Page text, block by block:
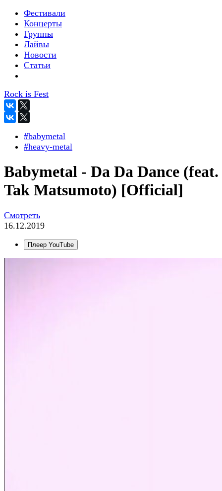
Фестивали
Концерты
Группы
Лайвы
Новости
Статьи
Rock is Fest
#babymetal
#heavy-metal
Babymetal - Da Da Dance (feat.
Tak Matsumoto) [Official]
Смотреть
16.12.2019
Плеер YouTube